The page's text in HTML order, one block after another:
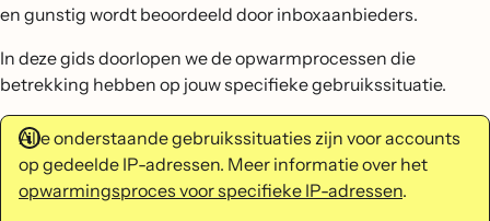
en gunstig wordt beoordeeld door inboxaanbieders.
In deze gids doorlopen we de opwarmprocessen die
betrekking hebben op jouw specifieke gebruikssituatie.
Alle onderstaande gebruikssituaties zijn voor accounts
op gedeelde IP-adressen. Meer informatie over het
opwarmingsproces voor specifieke IP-adressen.